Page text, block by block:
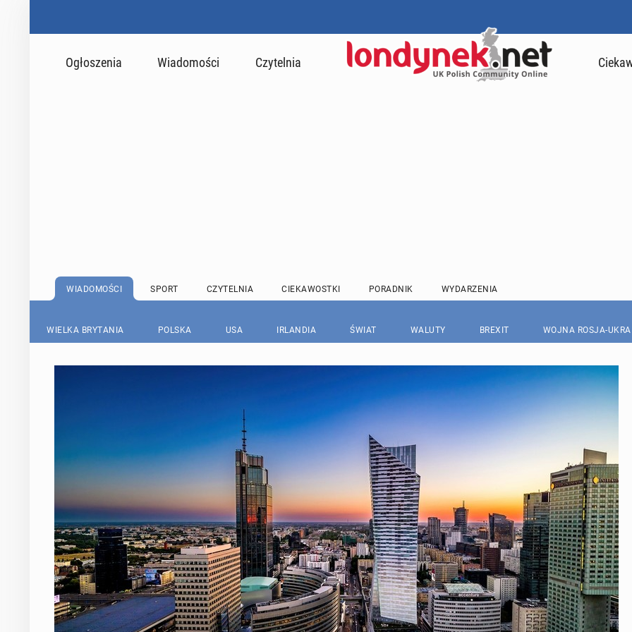
Ogłoszenia Wiadomości Czytelnia
WIADOMOŚCI SPORT CZYTELNIA CIEKAWOSTKI PORADNIK WYDARZENIA
WIELKA BRYTANIA POLSKA USA IRLANDIA ŚWIAT WALUTY BREXIT WOJNA ROSJA-